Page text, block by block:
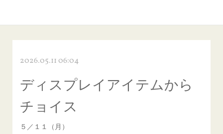
2026.05.11 06:04
ディスプレイアイテムから
チョイス
５／１１（月）